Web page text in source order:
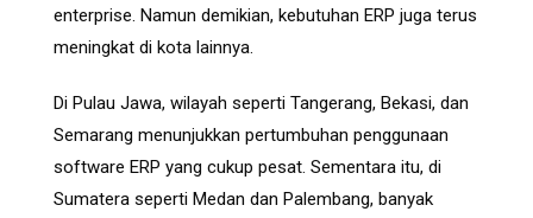
enterprise. Namun demikian, kebutuhan ERP juga terus
meningkat di kota lainnya.
Di Pulau Jawa, wilayah seperti Tangerang, Bekasi, dan
Semarang menunjukkan pertumbuhan penggunaan
software ERP yang cukup pesat. Sementara itu, di
Sumatera seperti Medan dan Palembang, banyak